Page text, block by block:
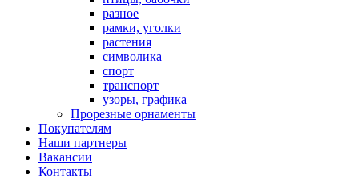
разное
рамки, уголки
растения
символика
спорт
транспорт
узоры, графика
Прорезные орнаменты
Покупателям
Наши партнеры
Вакансии
Контакты